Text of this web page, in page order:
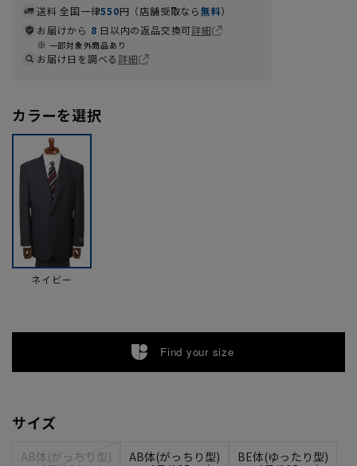
送料 全国一律550円（店舗受取なら無料）
お届けから 8 日以内の返品交換可詳細
一部対象外商品あり
お届け日を調べる詳細
カラーを選択
ネイビー
Find your size
サイズ
AB体(がっちり型)
AB体(がっちり型)
BE体(ゆったり型)